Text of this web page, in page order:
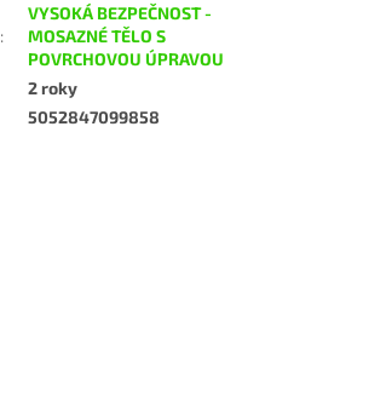
:
VYSOKÁ BEZPEČNOST -
MOSAZNÉ TĚLO S
POVRCHOVOU ÚPRAVOU
2 roky
5052847099858